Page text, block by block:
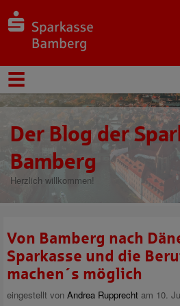
Der Blog der
Bamberg
Herzlich willkommen!
Von Bamberg nach
Sparkasse und die
machen´s möglich
eingestellt von Andrea Rupprecht am 10.